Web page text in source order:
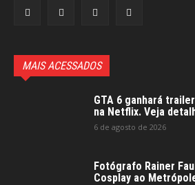
MAIS ACESSADOS
GTA 6 ganhará
na Netflix. Veja
6 de agosto de 2026
Fotógrafo Rainer
Cosplay ao